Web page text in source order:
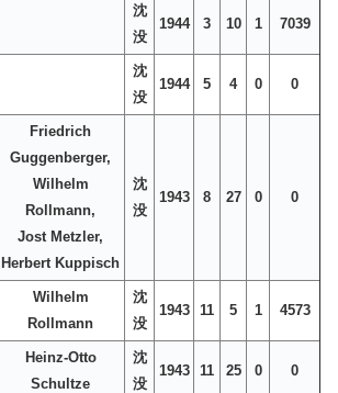
沈
没
1944 3 10 1 7039
沈
没
1944 5 4 0 0
Friedrich
Guggenberger,
Wilhelm
Rollmann,
Jost Metzler,
Herbert Kuppisch
沈
没
1943 8 27 0 0
Wilhelm
Rollmann
沈
没
1943 11 5 1 4573
Heinz-Otto
Schultze
沈
没
1943 11 25 0 0